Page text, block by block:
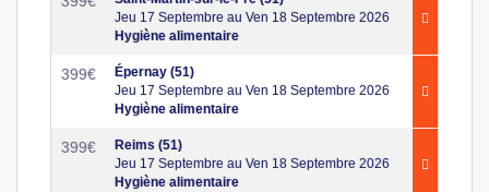
Jeu 17 Septembre au Ven 18 Septembre 2026
Hygiène alimentaire
399€
Épernay (51)
Jeu 17 Septembre au Ven 18 Septembre 2026
Hygiène alimentaire
399€
Reims (51)
Jeu 17 Septembre au Ven 18 Septembre 2026
Hygiène alimentaire